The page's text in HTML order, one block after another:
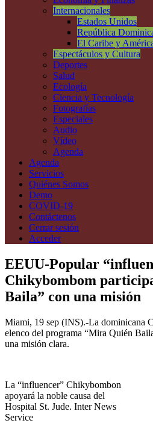
Internacionales
Estados Unidos
República
El Caribe y
Espectáculos y Cultura
Deportes
Salud
Ecología
Ciencia y Tecnología
Fotografías
Especiales
Audio
Vídeo
Agenda
Agenda
Servicios
Quiénes Somos
Demo
COVID-19
Contáctenos
Cerrar sesión
Acceder
EEUU-Popular
Chikybombom
Baila” con una misión
Miami, 19 sep (INS).-La dominicana
elenco del programa “Mira Quién
una misión clara.
La “influencer” Chikybombon
apoyará la noble causa del
Hospital St. Jude. Inter News
Service